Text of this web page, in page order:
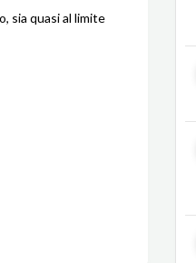
sia quasi al limite